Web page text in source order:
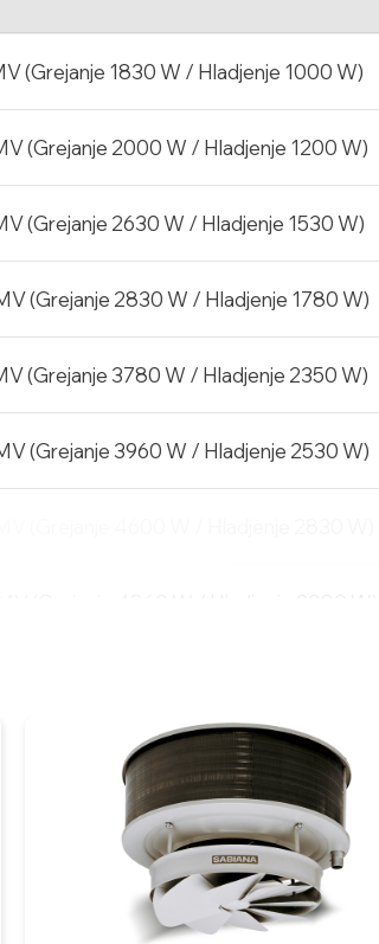
(Grejanje 1830 W / Hladjenje 1000 W)
(Grejanje 2000 W / Hladjenje 1200 W)
(Grejanje 2630 W / Hladjenje 1530 W)
(Grejanje 2830 W / Hladjenje 1780 W)
(Grejanje 3780 W / Hladjenje 2350 W)
(Grejanje 3960 W / Hladjenje 2530 W)
(Grejanje 6210 W / Hladjenje 3490 W)
(Grejanje 6590 W / Hladjenje 4010 W)
(Grejanje 7620 W / Hladjenje 4710 W)